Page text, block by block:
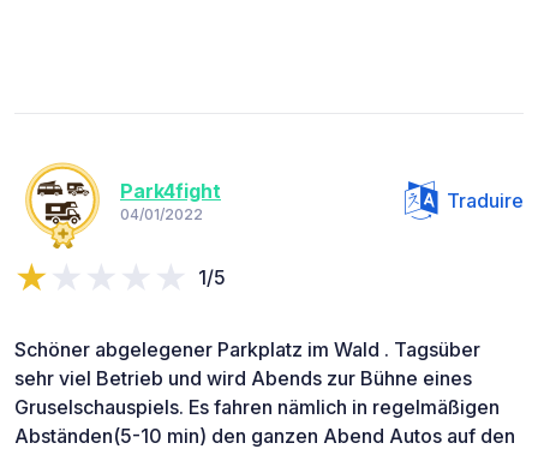
Park4fight
04/01/2022
Traduire
1/5
Schöner abgelegener Parkplatz im Wald . Tagsüber
sehr viel Betrieb und wird Abends zur Bühne eines
Gruselschauspiels. Es fahren nämlich in regelmäßigen
Abständen(5-10 min) den ganzen Abend Autos auf den